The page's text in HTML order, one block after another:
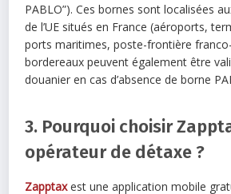
PABLO”). Ces bornes sont localisées
de l’UE situés en France (aéroports,
ports maritimes, poste-frontière
bordereaux peuvent également être
douanier en cas d’absence de borne
3. Pourquoi choisir
opérateur de détaxe ?
Zapptaxest une application mobile